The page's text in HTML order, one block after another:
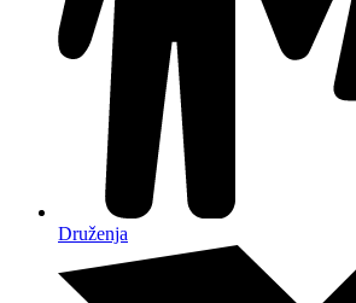
Druženja